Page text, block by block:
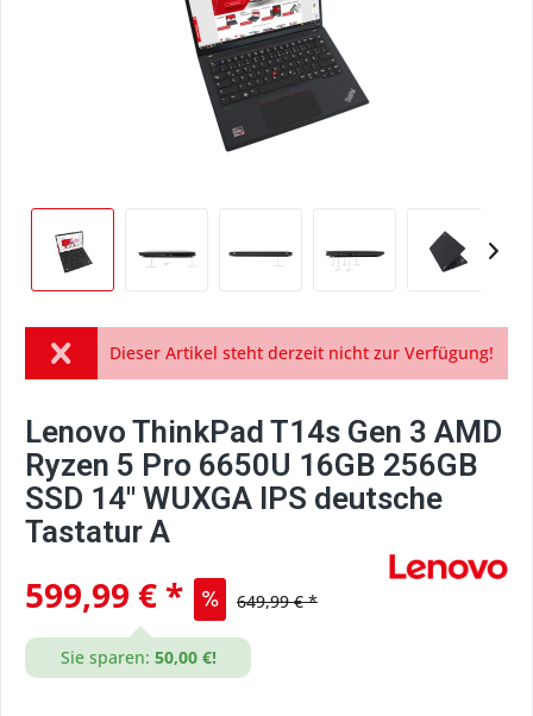
Dieser Artikel steht derzeit nicht zur Verfügung!
Lenovo ThinkPad T14s Gen 3 AMD
Ryzen 5 Pro 6650U 16GB 256GB
SSD 14" WUXGA IPS deutsche
Tastatur A
599,99 € * 649,99 € *
Sie sparen: 50,00 €!